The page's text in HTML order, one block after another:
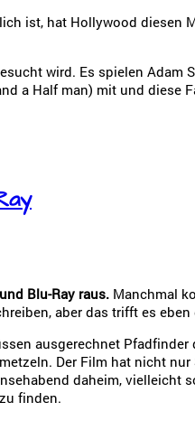
ist, hat Hollywood diesen
wird. Es spielen Adam
a Half man) mit und diese
Blu-Ray raus. Manchmal
aber das trifft es
ausgerechnet Pfadfinder
Der Film hat nicht
daheim, vielleicht
finden.